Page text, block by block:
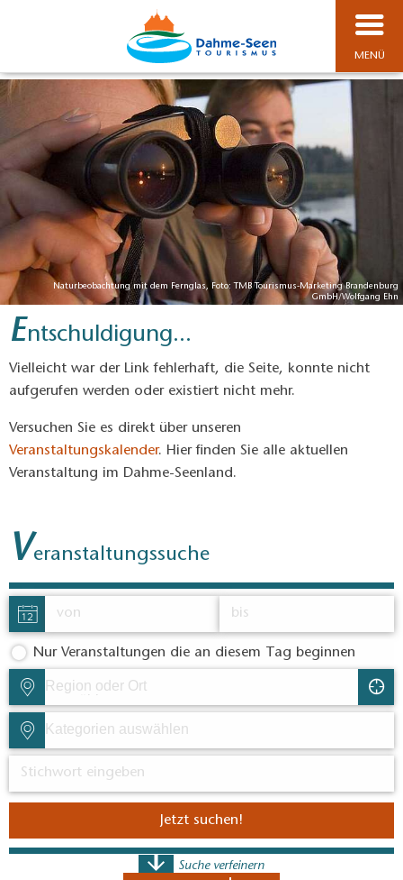
MENÜ
Naturbeobachtung mit dem Fernglas, Foto: TMB Tourismus-Marketing Brandenburg
GmbH/Wolfgang Ehn
Entschuldigung...
Vielleicht war der Link fehlerhaft, die Seite, konnte nicht
aufgerufen werden oder existiert nicht mehr.
Versuchen Sie es direkt über unseren
Veranstaltungskalender. Hier finden Sie alle aktuellen
Veranstaltung im Dahme-Seenland.
Veranstaltungssuche
Nur Veranstaltungen die an diesem Tag beginnen
Jetzt suchen!
Suche verfeinern